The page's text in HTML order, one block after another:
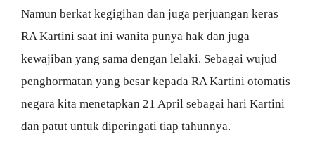
Namun berkat kegigihan dan juga perjuangan keras
RA Kartini saat ini wanita punya hak dan juga
kewajiban yang sama dengan lelaki. Sebagai wujud
penghormatan yang besar kepada RA Kartini otomatis
negara kita menetapkan 21 April sebagai hari Kartini
dan patut untuk diperingati tiap tahunnya.